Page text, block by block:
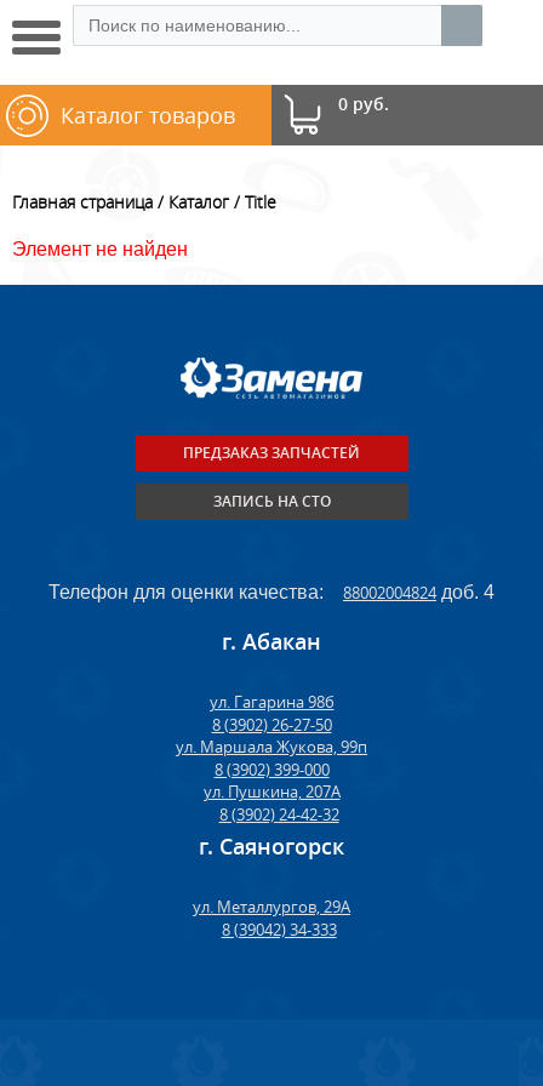
0 руб.
Каталог товаров
Главная страница Каталог Title
Элемент не найден
ПРЕДЗАКАЗ ЗАПЧАСТЕЙ
ЗАПИСЬ НА СТО
Телефон для оценки качества: 88002004824доб. 4
г. Абакан
ул. Гагарина 98б
8 (3902) 26-27-50
ул. Маршала Жукова, 99п
8 (3902) 399-000
ул. Пушкина, 207А
8 (3902) 24-42-32
г. Саяногорск
ул. Металлургов, 29А
8 (39042) 34-333